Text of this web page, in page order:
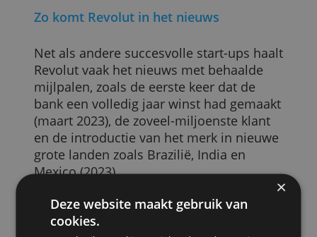
Duurzaamheid
Revolut presenteert zich als een bank die
stappen zet naar duurzaamheid, maar in
de praktijk komt daar nog weinig van
terecht. De bank is niet beoordeeld door
de Nederlandse Eerlijke Geldwijzer, maar
wel door de Britse organisatie
MotherTree, die de CO2-uitstoot van
financiële instellingen in het Verenigd
Koninkrijk onderzoekt. In hun